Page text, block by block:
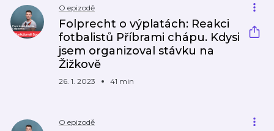
O epizodě
Folprecht o výplatách: Reakci
fotbalistů Příbrami chápu. Kdysi
jsem organizoval stávku na
Žižkově
26. 1. 2023 41 min
O epizodě